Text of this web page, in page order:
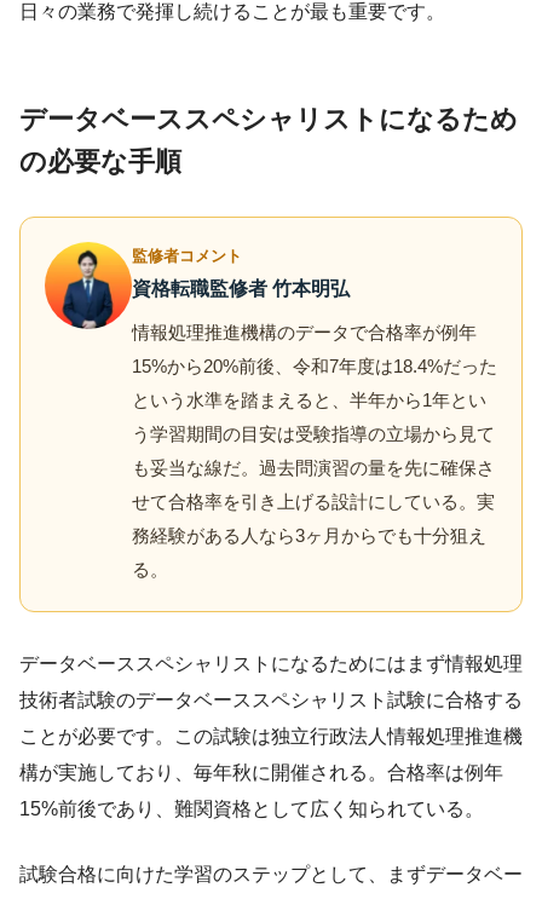
日々の業務で発揮し続けることが最も重要です。
データベーススペシャリストになるため
の必要な手順
監修者コメント
資格転職監修者 竹本明弘
情報処理推進機構のデータで合格率が例年
15%から20%前後、令和7年度は18.4%だった
という水準を踏まえると、半年から1年とい
う学習期間の目安は受験指導の立場から見て
も妥当な線だ。過去問演習の量を先に確保さ
せて合格率を引き上げる設計にしている。実
務経験がある人なら3ヶ月からでも十分狙え
る。
データベーススペシャリストになるためにはまず情報処理
技術者試験のデータベーススペシャリスト試験に合格する
ことが必要です。この試験は独立行政法人情報処理推進機
構が実施しており、毎年秋に開催される。合格率は例年
15%前後であり、難関資格として広く知られている。
試験合格に向けた学習のステップとして、まずデータベー